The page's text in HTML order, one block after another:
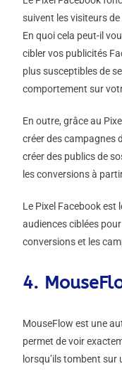
suivent les visiteurs
En quoi cela peut-il
cibler vos publicités
plus susceptibles de
comportement sur
En outre, grâce au
créer des campagnes
créer des publics de
les conversions à
Le Pixel Facebook est
audiences ciblées
conversions et les
4.
MouseFlow est une
permet de voir
lorsqu’ils tombent